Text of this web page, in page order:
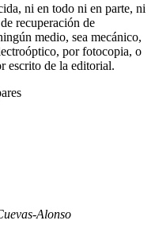
ni en todo ni en parte, ni
recuperación de
medio, sea mecánico,
por fotocopia, o
escrito de la editorial.
Alonso